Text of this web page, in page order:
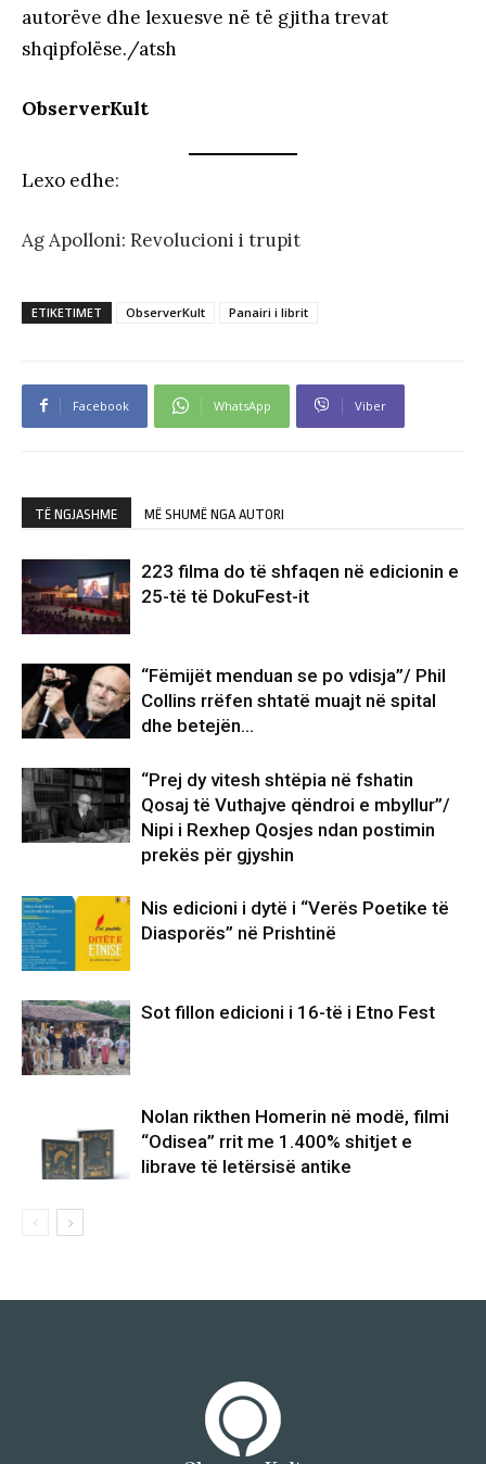
autorëve dhe lexuesve në të gjitha trevat
shqipfolëse./atsh
ObserverKult
Lexo edhe:
Ag Apolloni: Revolucioni i trupit
ETIKETIMET ObserverKult Panairi i librit
Facebook WhatsApp Viber
TË NGJASHME MË SHUMË NGA AUTORI
223 filma do të shfaqen në edicionin e
25-të të DokuFest-it
“Fëmijët menduan se po vdisja”/ Phil
Collins rrëfen shtatë muajt në spital
dhe betejën…
“Prej dy vitesh shtëpia në fshatin
Qosaj të Vuthajve qëndroi e mbyllur”/
Nipi i Rexhep Qosjes ndan postimin
prekës për gjyshin
Nis edicioni i dytë i “Verës Poetike të
Diasporës” në Prishtinë
Sot fillon edicioni i 16-të i Etno Fest
Nolan rikthen Homerin në modë, filmi
“Odisea” rrit me 1.400% shitjet e
librave të letërsisë antike